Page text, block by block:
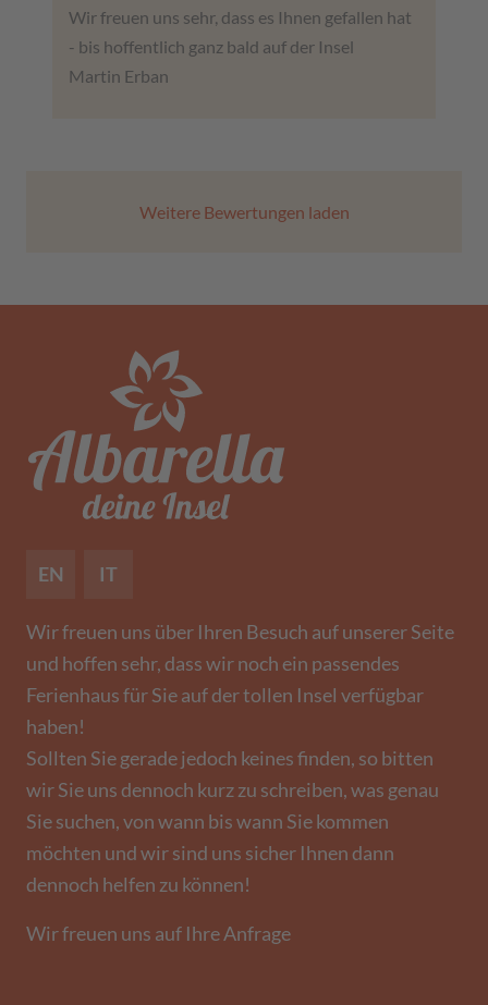
Wir freuen uns sehr, dass es Ihnen gefallen hat
- bis hoffentlich ganz bald auf der Insel
Martin Erban
Weitere Bewertungen laden
EN IT
Wir freuen uns über Ihren Besuch auf unserer Seite
und hoffen sehr, dass wir noch ein passendes
Ferienhaus für Sie auf der tollen Insel verfügbar
haben!
Sollten Sie gerade jedoch keines finden, so bitten
wir Sie uns dennoch kurz zu schreiben, was genau
Sie suchen, von wann bis wann Sie kommen
möchten und wir sind uns sicher Ihnen dann
dennoch helfen zu können!
Wir freuen uns auf Ihre Anfrage